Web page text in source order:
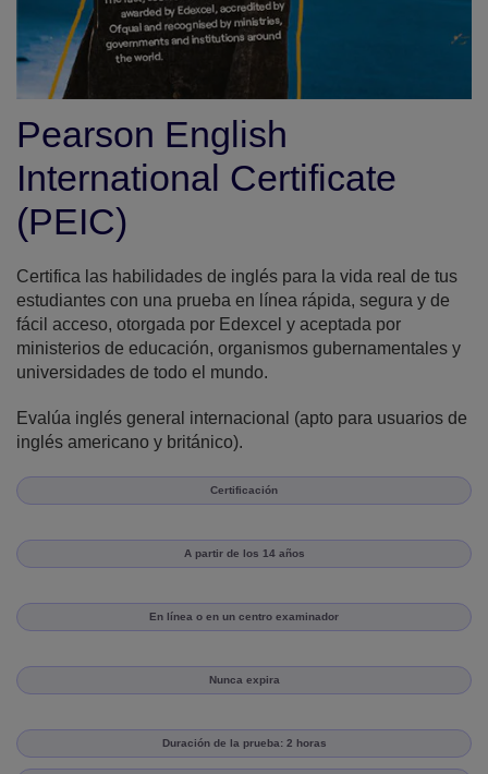
Pearson English
International Certificate
(PEIC)
Certifica las habilidades de inglés para la vida real de tus
estudiantes con una prueba en línea rápida, segura y de
fácil acceso, otorgada por Edexcel y aceptada por
ministerios de educación, organismos gubernamentales y
universidades de todo el mundo.
Evalúa inglés general internacional (apto para usuarios de
inglés americano y británico).
Certificación
A partir de los 14 años
En línea o en un centro examinador
Nunca expira
Duración de la prueba: 2 horas